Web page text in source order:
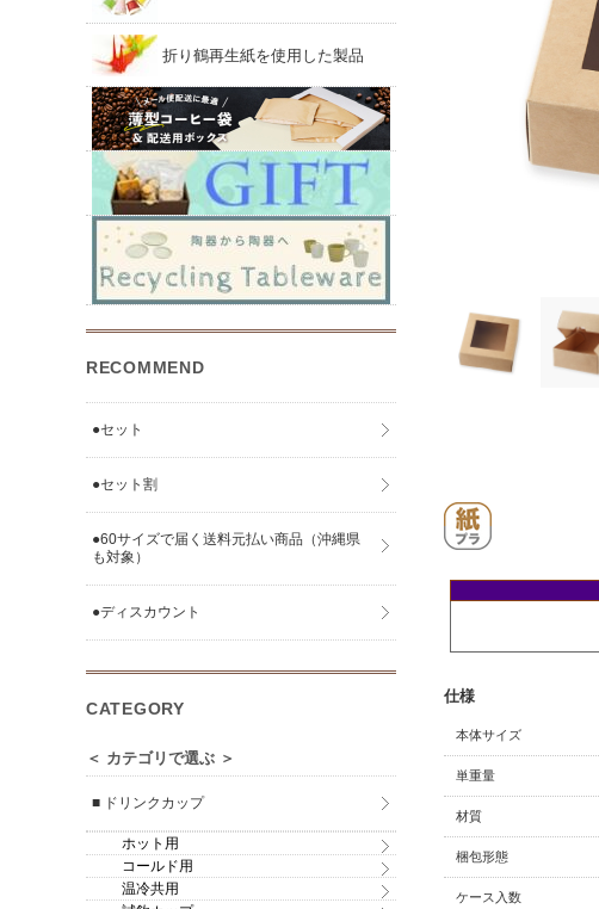
仕様
本体サイズ
単重量
材質
梱包形態
ケース入数
折り鶴再生紙を使用した製品
RECOMMEND
●セット
●セット割
●60サイズで届く送料元払い商品（沖縄県
も対象）
●ディスカウント
CATEGORY
＜ カテゴリで選ぶ ＞
■ ドリンクカップ
ホット用
コールド用
温冷共用